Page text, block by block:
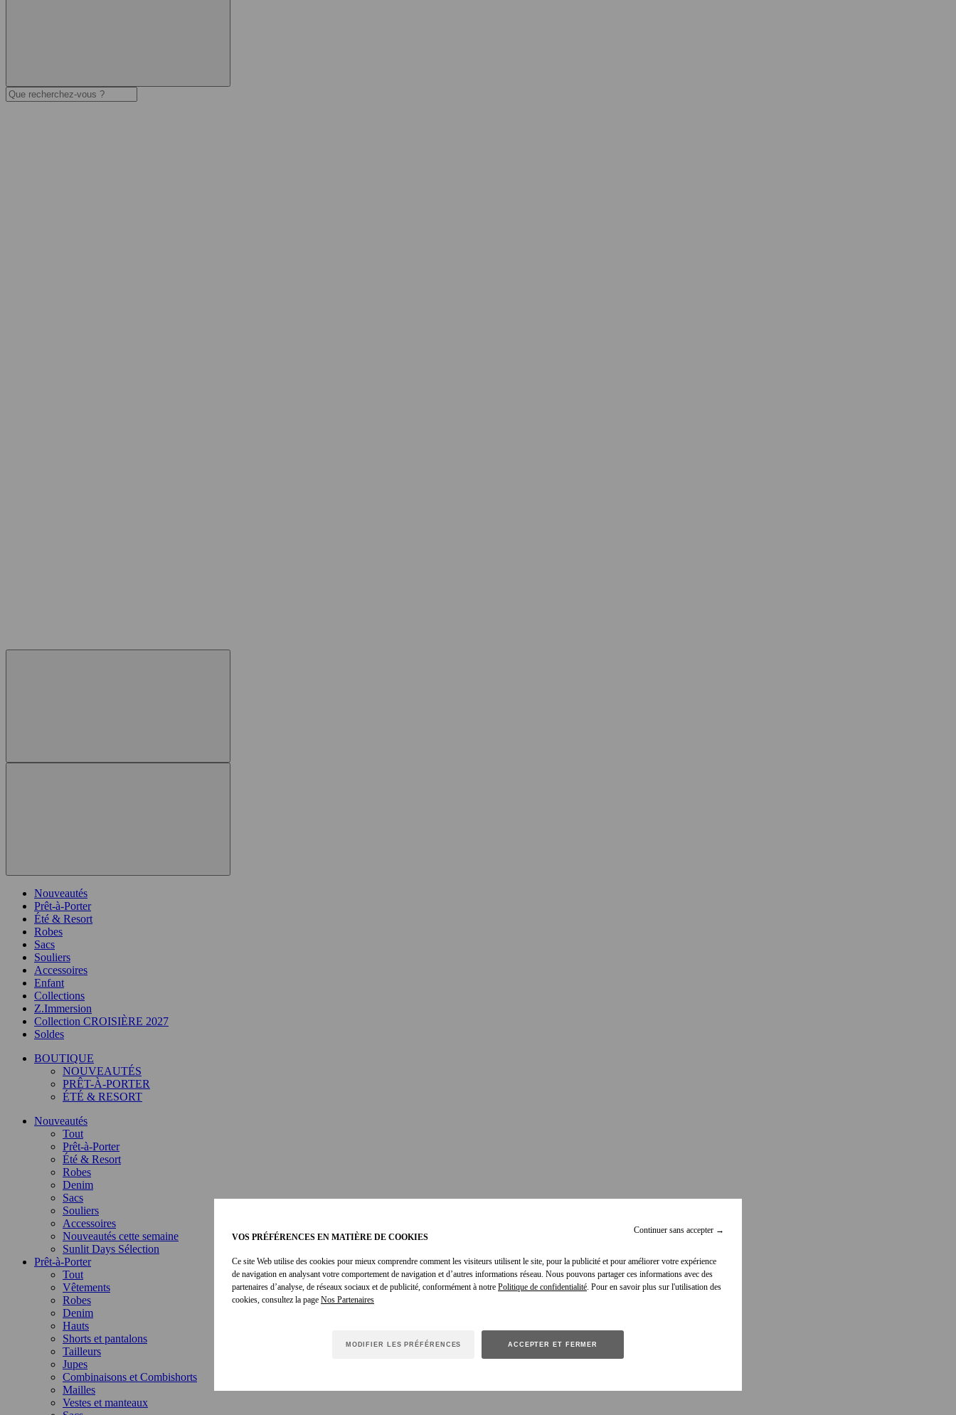
Continuer sans accepter →
VOS PRÉFÉRENCES EN MATIÈRE DE COOKIES
Ce site Web utilise des cookies pour mieux comprendre comment les visiteurs utilisent le site, pour la publicité et pour améliorer votre expérience
de navigation en analysant votre comportement de navigation et d’autres informations réseau. Nous pouvons partager ces informations avec des
partenaires d’analyse, de réseaux sociaux et de publicité, conformément à notre Politique de confidentialité. Pour en savoir plus sur l'utilisation des
cookies, consultez la page
MODIFIER LES PRÉFÉRENCES ACCEPTER ET FERMER
Nouveautés
Prêt-à-Porter
Été & Resort
Robes
Sacs
Souliers
Accessoires
Enfant
Collections
Z.Immersion
Collection CROISIÈRE 2027
Soldes
BOUTIQUE
NOUVEAUTÉS
PRÊT-À-PORTER
ÉTÉ & RESORT
Nouveautés
Tout
Prêt-à-Porter
Été & Resort
Robes
Denim
Sacs
Souliers
Accessoires
Nouveautés cette semaine
Sunlit Days Sélection
Prêt-à-Porter
Tout
Vêtements
Robes
Denim
Hauts
Shorts et pantalons
Tailleurs
Jupes
Combinaisons et Combishorts
Mailles
Vestes et manteaux